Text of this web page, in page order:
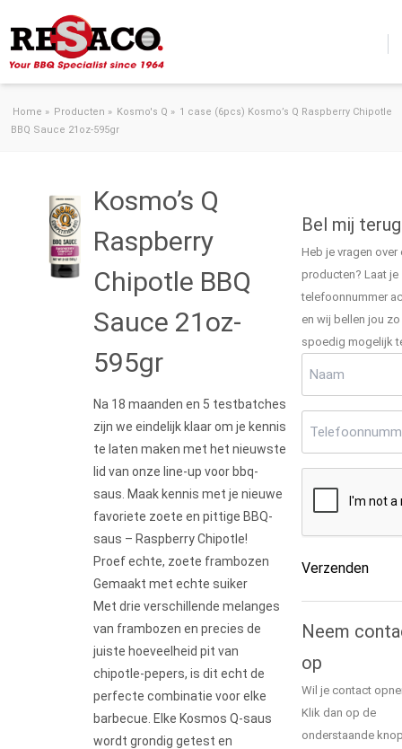
Home » Producten » Kosmo's Q » 1 case (6pcs) Kosmo’s Q Raspberry Chipotle
BBQ Sauce 21oz-595gr
Kosmo’s Q
Raspberry
Chipotle BBQ
Sauce 21oz-
595gr
Na 18 maanden en 5 testbatches
zijn we eindelijk klaar om je kennis
te laten maken met het nieuwste
lid van onze line-up voor bbq-
saus. Maak kennis met je nieuwe
favoriete zoete en pittige BBQ-
saus – Raspberry Chipotle!
Proef echte, zoete frambozen
Gemaakt met echte suiker
Met drie verschillende melanges
van frambozen en precies de
juiste hoeveelheid pit van
chipotle-pepers, is dit echt de
perfecte combinatie voor elke
barbecue. Elke Kosmos Q-saus
wordt grondig getest en
Bel mij
Heb je vragen over
producten? Laat je
telefoonnummer
en wij bellen jou zo
spoedig mogelijk
Verzenden
Neem
op
Wil je contact
Klik dan op de
onderstaande